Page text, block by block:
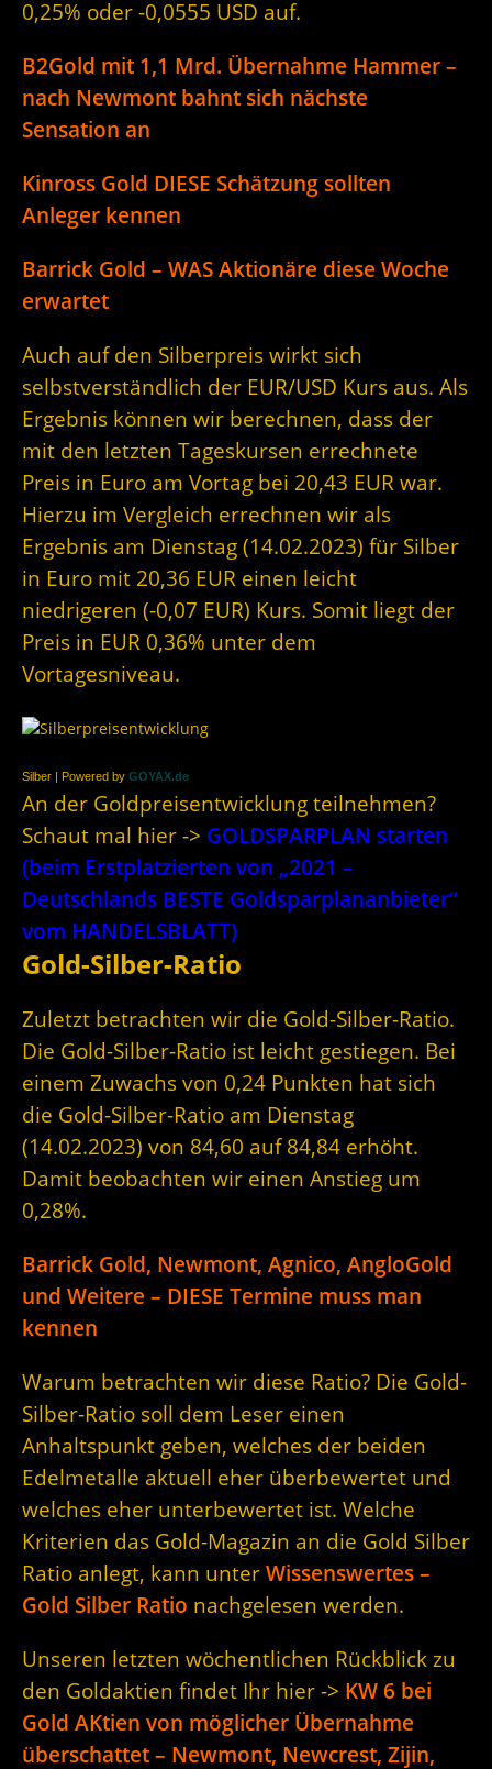
0,25% oder -0,0555 USD auf.
B2Gold mit 1,1 Mrd. Übernahme Hammer –
nach Newmont bahnt sich nächste
Sensation an
Kinross Gold DIESE Schätzung sollten
Anleger kennen
Barrick Gold – WAS Aktionäre diese Woche
erwartet
Auch auf den Silberpreis wirkt sich
selbstverständlich der EUR/USD Kurs aus. Als
Ergebnis können wir berechnen, dass der
mit den letzten Tageskursen errechnete
Preis in Euro am Vortag bei 20,43 EUR war.
Hierzu im Vergleich errechnen wir als
Ergebnis am Dienstag (14.02.2023) für Silber
in Euro mit 20,36 EUR einen leicht
niedrigeren (-0,07 EUR) Kurs. Somit liegt der
Preis in EUR 0,36% unter dem
Vortagesniveau.
Silber | Powered by GOYAX.de
An der Goldpreisentwicklung teilnehmen?
Schaut mal hier -> GOLDSPARPLAN starten
(beim Erstplatzierten von „2021 –
Deutschlands BESTE Goldsparplananbieter“
vom HANDELSBLATT)
Gold-Silber-Ratio
Zuletzt betrachten wir die Gold-Silber-Ratio.
Die Gold-Silber-Ratio ist leicht gestiegen. Bei
einem Zuwachs von 0,24 Punkten hat sich
die Gold-Silber-Ratio am Dienstag
(14.02.2023) von 84,60 auf 84,84 erhöht.
Damit beobachten wir einen Anstieg um
0,28%.
Barrick Gold, Newmont, Agnico, AngloGold
und Weitere – DIESE Termine muss man
kennen
Warum betrachten wir diese Ratio? Die Gold-
Silber-Ratio soll dem Leser einen
Anhaltspunkt geben, welches der beiden
Edelmetalle aktuell eher überbewertet und
welches eher unterbewertet ist. Welche
Kriterien das Gold-Magazin an die Gold Silber
Ratio anlegt, kann unter Wissenswertes –
Gold Silber Ratio nachgelesen werden.
Unseren letzten wöchentlichen Rückblick zu
den Goldaktien findet Ihr hier -> KW 6 bei
Gold AKtien von möglicher Übernahme
überschattet – Newmont, Newcrest, Zijin,